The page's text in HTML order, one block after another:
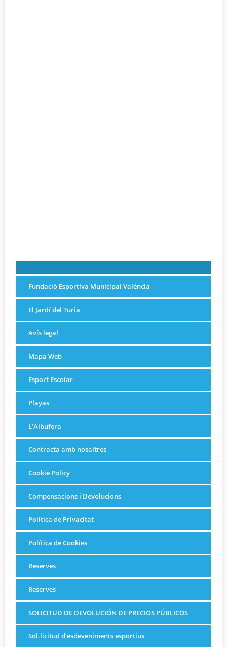
Fundació Esportiva Municipal València
El Jardí del Turia
Avís legal
Mapa Web
Esport Escolar
Playas
L’Albufera
Contracta amb nosaltres
Cookie Policy
Compensacions i Devolucions
Política de Privacitat
Política de Cookies
Reserves
Reserves
SOLICITUD DE DEVOLUCIÓN DE PRECIOS PÚBLICOS
Sol.licitud d’esdeveniments esportius